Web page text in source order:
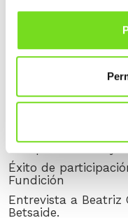
Entrevista a
de European
European Foundry
Éxito de
Fundición
Entrevista a Beatriz
Betsaide.